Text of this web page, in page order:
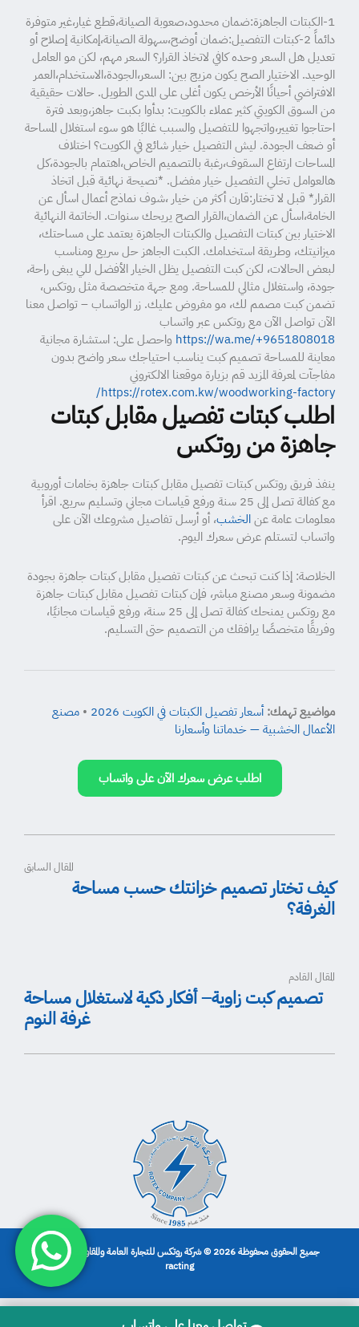
1-الكبتات الجاهزة:ضمان محدود،صعوبة الصيانة،قطع غيار،غير متوفرة
دائماً 2-كبتات التفصيل:ضمان أوضح،سهولة الصيانة،إمكانية إصلاح أو
تعديل هل السعر وحده كافي لاتخاذ القرار؟ السعر مهم، لكن مو العامل
الوحيد. الاختيار الصح يكون مزيج بين: السعر،الجودة،الاستخدام،العمر
الافتراضي أحيانًا الأرخص يكون أغلى على المدى الطويل. حالات حقيقية
من السوق الكويتي كثير عملاء بالكويت: بدأوا بكبت جاهز،وبعد فترة
احتاجوا تغيير،واتجهوا للتفصيل والسبب غالبًا هو سوء استغلال المساحة
أو ضعف الجودة. ليش التفصيل خيار شائع في الكويت؟ اختلاف
المساحات ارتفاع السقوف،رغبة بالتصميم الخاص،اهتمام بالجودة،كل
هالعوامل تخلي التفصيل خيار مفضل. *نصيحة نهائية قبل اتخاذ
القرار* قبل لا تختار:قارن أكثر من خيار ،شوف نماذج أعمال اسأل عن
الخامة،اسأل عن الضمان،القرار الصح يريحك سنوات. الخاتمة النهائية
الاختيار بين كبتات التفصيل والكبتات الجاهزة يعتمد على مساحتك،
ميزانيتك، وطريقة استخدامك. الكبت الجاهز حل سريع ومناسب
لبعض الحالات، لكن كبت التفصيل يظل الخيار الأفضل للي يبغى راحة،
جودة، واستغلال مثالي للمساحة. ومع جهة متخصصة مثل روتكس،
تضمن كبت مصمم لك، مو مفروض عليك. زر الواتساب – تواصل معنا
الآن تواصل الآن مع روتكس عبر واتساب
https://wa.me/+9651808018 واحصل على: استشارة مجانية
معاينة للمساحة تصميم كبت يناسب احتياجك سعر واضح بدون
مفاجآت لمعرفة المزيد قم بزيارة موقعنا الالكتروني
https://rotex.com.kw/woodworking-factory/
اطلب كبتات تفصيل مقابل كبتات
جاهزة من روتكس
ينفذ فريق روتكس كبتات تفصيل مقابل كبتات جاهزة بخامات أوروبية
مع كفالة تصل إلى 25 سنة ورفع قياسات مجاني وتسليم سريع. اقرأ
معلومات عامة عنالخشب، أو أرسل تفاصيل مشروعك الآن على
واتساب لتستلم عرض سعرك اليوم.
الخلاصة: إذا كنت تبحث عن كبتات تفصيل مقابل كبتات جاهزة بجودة
مضمونة وسعر مصنع مباشر، فإن كبتات تفصيل مقابل كبتات جاهزة
مع روتكس يمنحك كفالة تصل إلى 25 سنة، ورفع قياسات مجانيًا،
وفريقًا متخصصًا يرافقك من التصميم حتى التسليم.
مواضيع تهمك: أسعار تفصيل الكبتات في الكويت 2026 • مصنع
الأعمال الخشبية — خدماتنا وأسعارنا
اطلب عرض سعرك الآن على واتساب
المقال السابق
كيف تختار تصميم خزانتك حسب مساحة
الغرفة؟
المقال القادم
تصميم كبت زاوية– أفكار ذكية لاستغلال مساحة
غرفة النوم
جميع الحقوق محفوظة 2026 © شركة روتكس للتجارة العامة والمقاولات | تصميم
racting